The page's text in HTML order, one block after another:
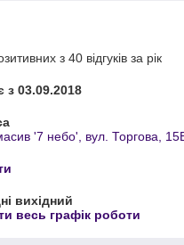
з 40 відгуків за рік
з 03.09.2018
'7 небо', вул. Торгова,
вихідний
весь графік роботи